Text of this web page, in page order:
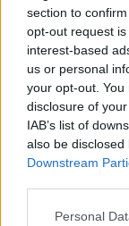
section to
opt-out request
interest-based
us or personal
your opt-out.
disclosure of
IAB’s list of
also be
Downstream
Please note that
Personal